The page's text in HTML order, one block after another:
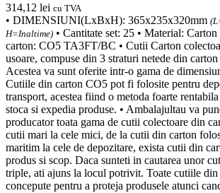
314,12 lei cu TVA
• DIMENSIUNI(LxBxH): 365x235x320mm
H=Inaltime) • Cantitate set: 25 • Material: Carton
carton: CO5 TA3FT/BC • Cutii Carton
usoare, compuse din 3 straturi netede din
Acestea va sunt oferite intr-o gama de
Cutiile din carton CO5 pot fi folosite pentru
transport, acestea fiind o metoda foarte
stoca si expedia produse. • Ambalajultau va
producator toata gama de cutii colectoare din
cutii mari la cele mici, de la cutii din carton
maritim la cele de depozitare, exista cutii din
produs si scop. Daca sunteti in cautarea unor
triple, ati ajuns la locul potrivit. Toate cutiile din
concepute pentru a proteja produsele atunci